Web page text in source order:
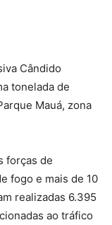
Cândido
tonelada de
Mauá, zona
forças de
fogo e mais de 10
realizadas 6.395
ao tráfico